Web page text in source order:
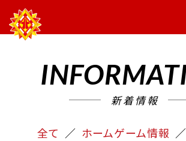
新着情報
全て ホームゲーム情報